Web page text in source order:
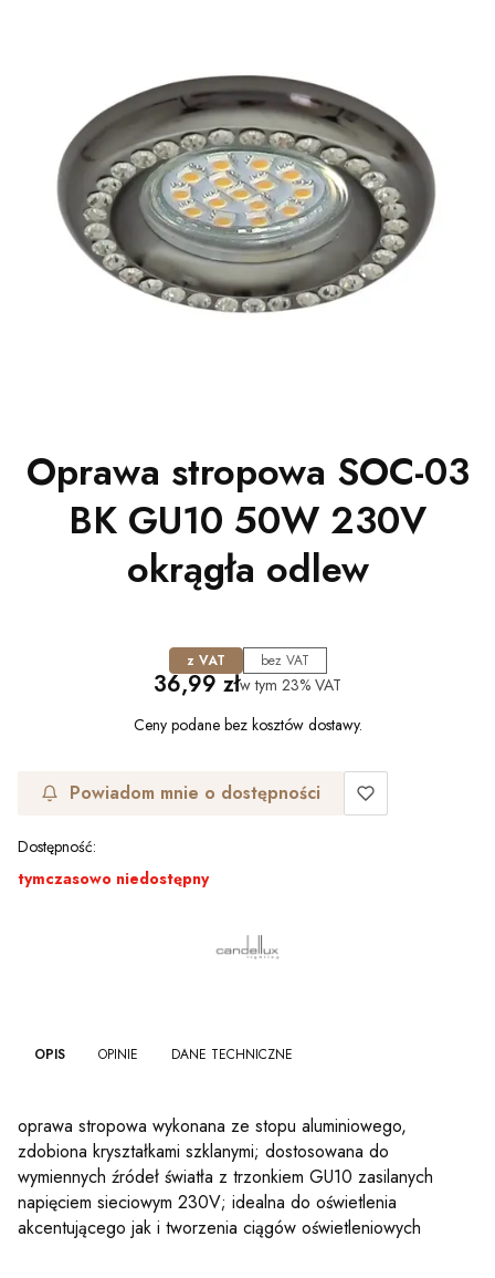
Oprawa stropowa SOC-03
BK GU10 50W 230V
okrągła odlew
z VAT bez VAT
Cena
36,99 złw tym 23% VAT
Ceny podane bez kosztów dostawy.
Powiadom mnie o dostępności
Dostępność:
tymczasowo niedostępny
OPIS OPINIE DANE TECHNICZNE
oprawa stropowa wykonana ze stopu aluminiowego,
zdobiona kryształkami szklanymi; dostosowana do
wymiennych źródeł światła z trzonkiem GU10 zasilanych
napięciem sieciowym 230V; idealna do oświetlenia
akcentującego jak i tworzenia ciągów oświetleniowych